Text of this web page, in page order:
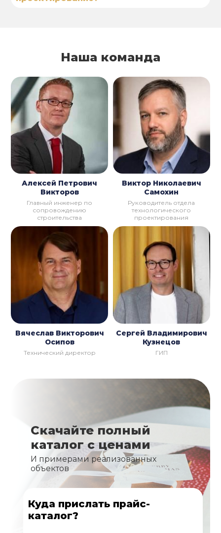
Наша команда
Алексей Петрович
Викторов
Главный инженер по
сопровождению
строительства
Виктор Николаевич
Самохин
Руководитель отдела
технологического
проектирования
Вячеслав Викторович
Осипов
Технический директор
Сергей Владимирович
Кузнецов
ГИП
Скачайте полный
каталог с ценами
И примерами реализованных
объектов
Куда прислать прайс-
каталог?